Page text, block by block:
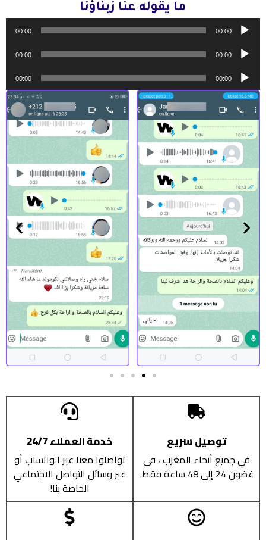
ما يقوله عنا زبناؤنا
مشغل
الصوت
00:00
00:00
مشغل
الصوت
00:00
00:00
مشغل
الصوت 00:00
00:00
توصيل سريع
في جميع أنحاء المغرب ، في
غضون 24 إلى 48 ساعة فقط.
خدمة العملاء 24/7
تواصلوا معنا عبر الواتساب أو
عبر وسائل التواصل الاجتماعي
الخاصة بنا!